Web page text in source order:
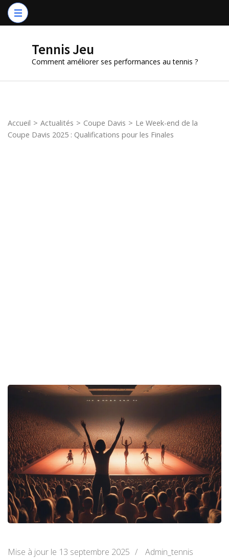
Aller
au
(PressezTennis Jeu
Comment améliorer ses performances au tennis ?
Accueil > Actualités > Coupe Davis > Le Week-end de la
Coupe Davis 2025 : Qualifications pour les Finales
Mise à jour le 13 septembre 2025 / Admin_tennis